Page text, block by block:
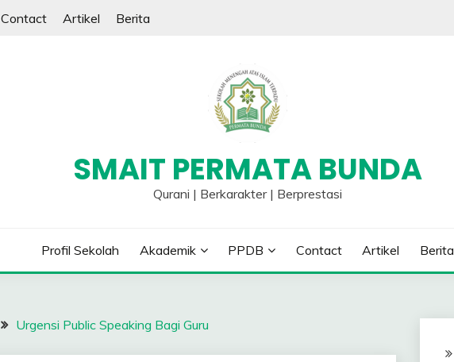
Contact Artikel Berita
SMAIT PERMATA BUNDA
Qurani | Berkarakter | Berprestasi
Profil Sekolah Akademik PPDB Contact Artikel Berita
Urgensi Public Speaking Bagi Guru